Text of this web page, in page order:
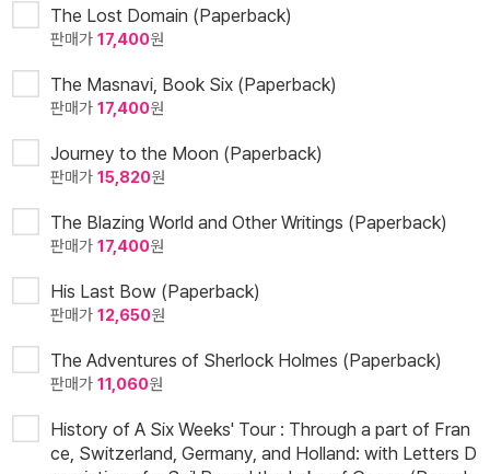
The Lost Domain (Paperback)
판매가 17,400원
The Masnavi, Book Six (Paperback)
판매가 17,400원
Journey to the Moon (Paperback)
판매가 15,820원
The Blazing World and Other Writings (Paperback)
판매가 17,400원
His Last Bow (Paperback)
판매가 12,650원
The Adventures of Sherlock Holmes (Paperback)
판매가 11,060원
History of A Six Weeks' Tour : Through a part of Fran
ce, Switzerland, Germany, and Holland: with Letters D